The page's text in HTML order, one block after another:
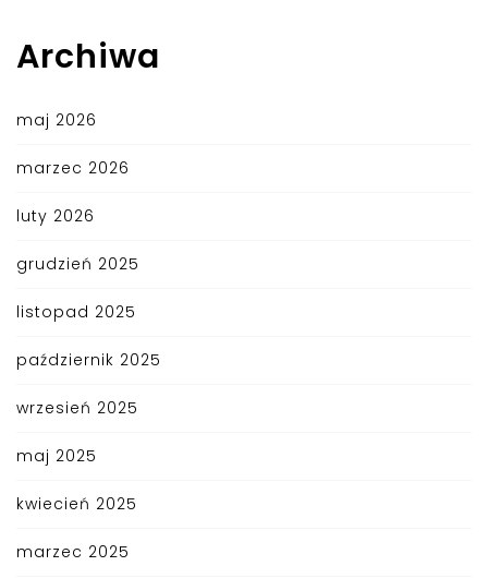
Archiwa
maj 2026
marzec 2026
luty 2026
grudzień 2025
listopad 2025
październik 2025
wrzesień 2025
maj 2025
kwiecień 2025
marzec 2025